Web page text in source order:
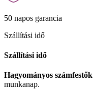
50 napos garancia
Szállítási idő
Szállítási idő
Hagyományos számfestők
munkanap.